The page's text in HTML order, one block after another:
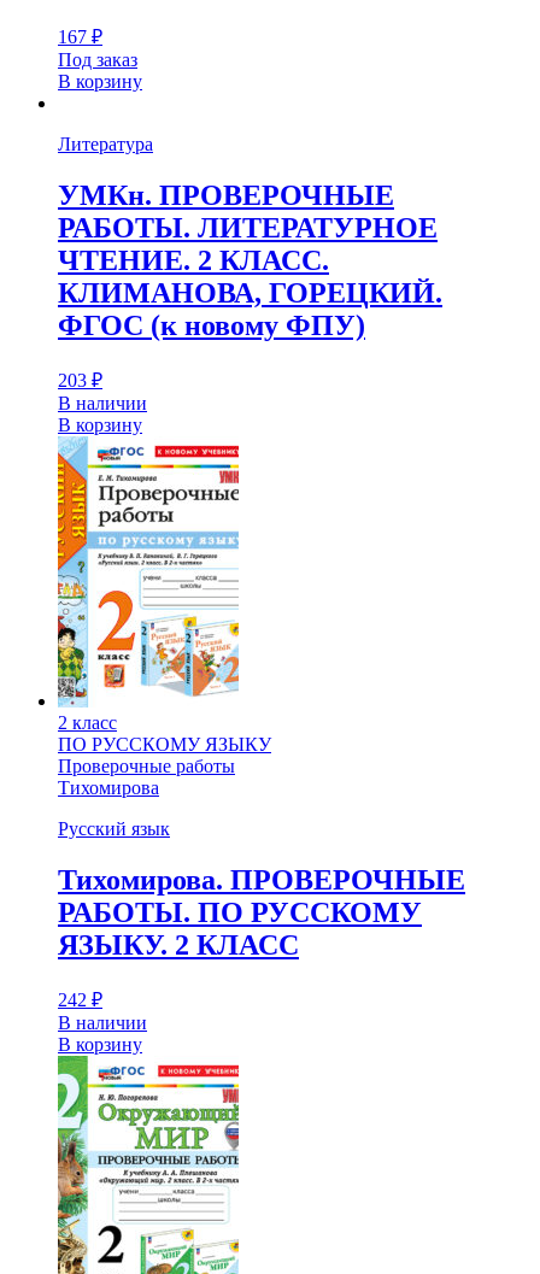
167 ₽
Под заказ
В корзину
Литература
УМКн. ПРОВЕРОЧНЫЕ
РАБОТЫ. ЛИТЕРАТУРНОЕ
ЧТЕНИЕ. 2 КЛАСС.
КЛИМАНОВА, ГОРЕЦКИЙ.
ФГОС (к новому ФПУ)
203 ₽
В наличии
В корзину
2 класс
ПО РУССКОМУ ЯЗЫКУ
Проверочные работы
Тихомирова
Русский язык
Тихомирова. ПРОВЕРОЧНЫЕ
РАБОТЫ. ПО РУССКОМУ
ЯЗЫКУ. 2 КЛАСС
242 ₽
В наличии
В корзину